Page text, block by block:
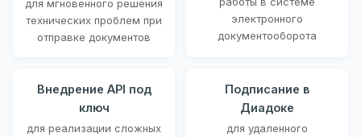
для мгновенного решения
технических проблем при
отправке документов
электронного
документооборота
Внедрение API под
ключ
для реализации сложных
Подписание в
Диадоке
для удаленного